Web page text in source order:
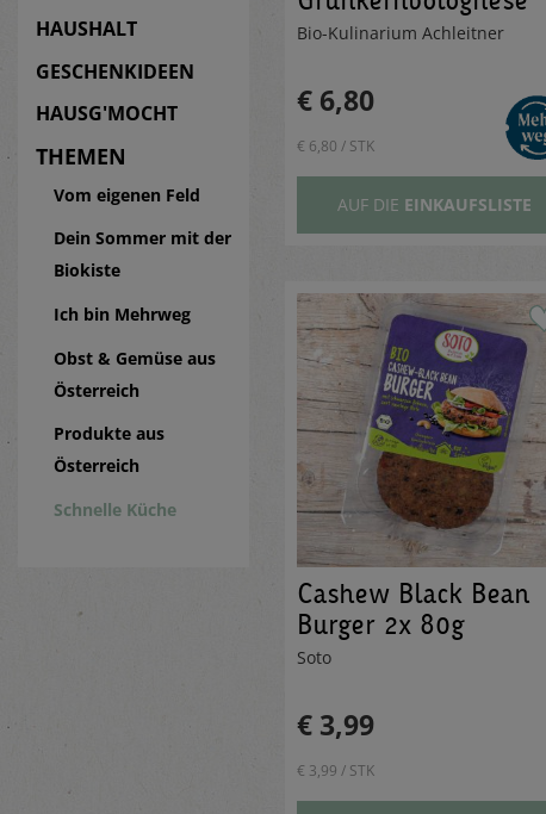
HAUSHALT
GESCHENKIDEEN
HAUSG'MOCHT
THEMEN
Vom eigenen Feld
Dein Sommer mit der
Biokiste
Ich bin Mehrweg
Obst & Gemüse aus
Österreich
Produkte aus
Österreich
Schnelle Küche
Bio-Kulinarium Achleitner
€ 6,80
€ 6,80 / STK
AUF DIE EINKAUFSLISTE
Cashew Black Bean
Burger 2x 80g
Soto
€ 3,99
€ 3,99 / STK